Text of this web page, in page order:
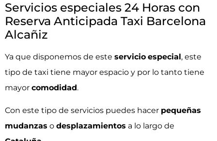
Servicios especiales 24 Horas con
Reserva Anticipada Taxi Barcelona
Alcañiz
Ya que disponemos de este servicio especial, este
tipo de taxi tiene mayor espacio y por lo tanto tiene
mayor comodidad.
Con este tipo de servicios puedes hacer pequeñas
mudanzas o desplazamientos a lo largo de